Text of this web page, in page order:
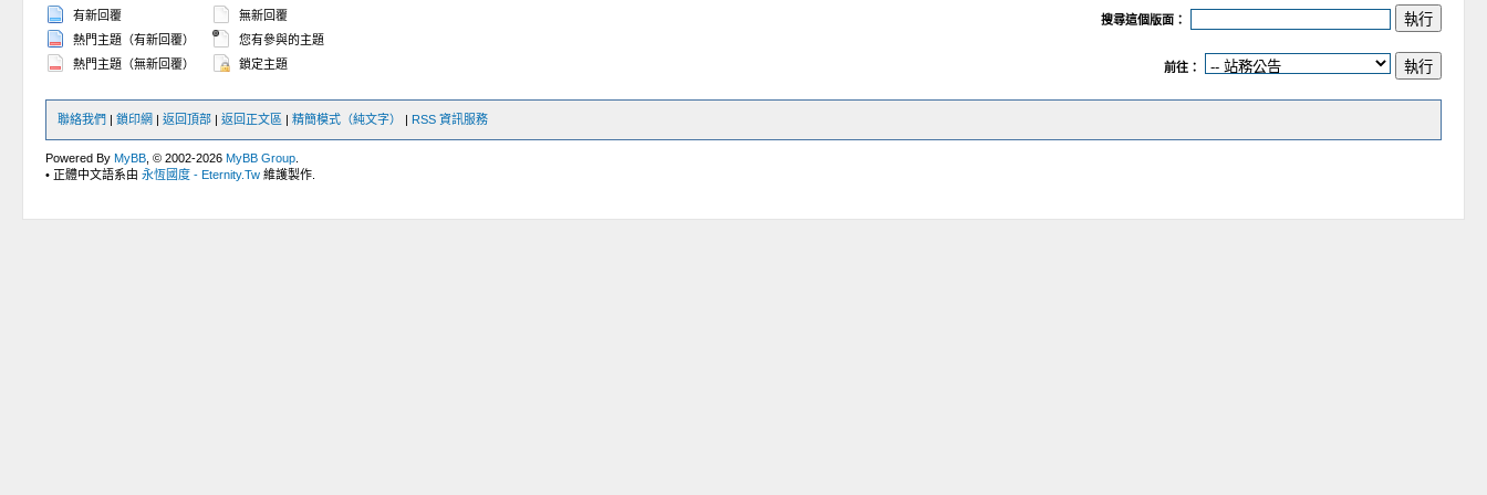
有新回覆
熱門主題（有新回覆）
熱門主題（無新回覆）
無新回覆
您有參與的主題
鎖定主題
搜尋這個版面：
前往：
聯絡我們 |鎖印網 |返回頂部 |返回正文區 |精簡模式（純文字） | RSS 資訊服務
Powered ByMyBB , © 2002-2026MyBB Group
• 正體中文語系由永恆國度 - Eternity.Tw 維護製作.